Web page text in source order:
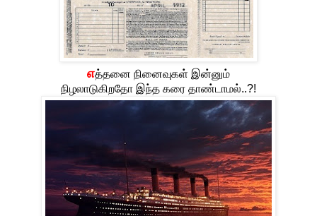
எத்தனை நினைவுகள் இன்னும்
நிழலாடுகிறதோ இந்த கரை தாண்டாமல்..?!